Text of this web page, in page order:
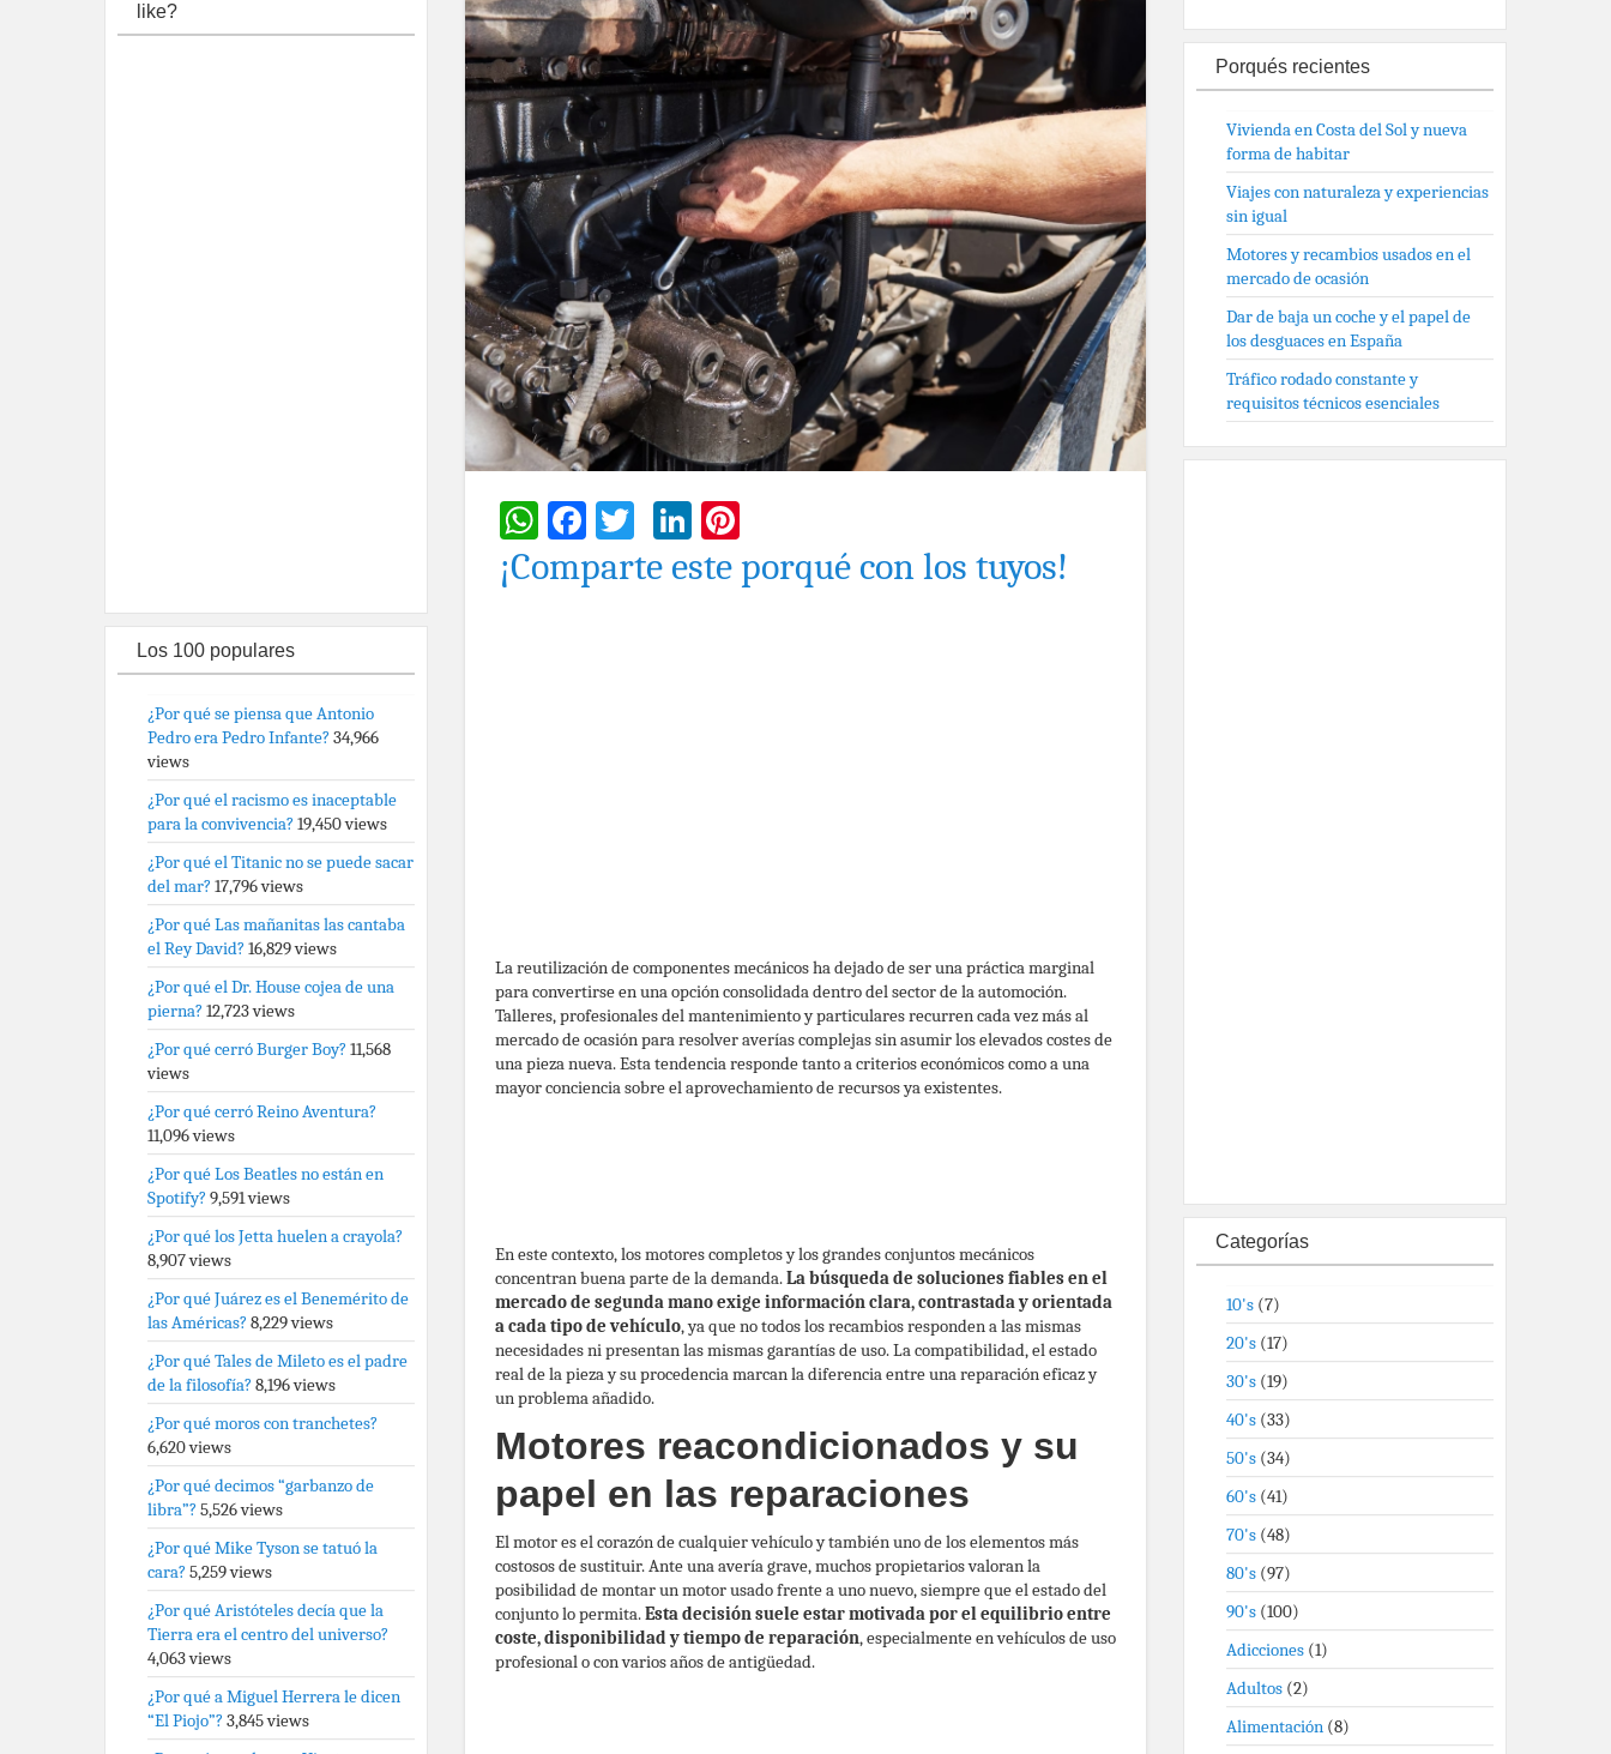
WhatsApp
Facebook
TwitterLinkedIn
¡Comparte este porqué con los tuyos!
La reutilización de componentes mecánicos ha dejado de ser una práctica marginal
para convertirse en una opción consolidada dentro del sector de la automoción.
Talleres, profesionales del mantenimiento y particulares recurren cada vez más al
mercado de ocasión para resolver averías complejas sin asumir los elevados costes de
una pieza nueva. Esta tendencia responde tanto a criterios económicos como a una
mayor conciencia sobre el aprovechamiento de recursos ya existentes.
En este contexto, los motores completos y los grandes conjuntos mecánicos
concentran buena parte de la demanda.La búsqueda de soluciones fiables en el
mercado de segunda mano exige información clara, contrastada y orientada
a cada tipo de vehículo, ya que no todos los recambios responden a las mismas
necesidades ni presentan las mismas garantías de uso. La compatibilidad, el estado
real de la pieza y su procedencia marcan la diferencia entre una reparación eficaz y
un problema añadido.
Motores reacondicionados y su
papel en las reparaciones
El motor es el corazón de cualquier vehículo y también uno de los elementos más
costosos de sustituir. Ante una avería grave, muchos propietarios valoran la
posibilidad de montar un motor usado frente a uno nuevo, siempre que el estado del
conjunto lo permita.Esta decisión suele estar motivada por el equilibrio entre
coste, disponibilidad y tiempo de reparación, especialmente en vehículos de uso
profesional o con varios años de antigüedad.
like?
Los 100 populares
¿Por qué se piensa que Antonio
Pedro era Pedro Infante? 34,966
views
¿Por qué el racismo es inaceptable
para la convivencia? 19,450 views
¿Por qué el Titanic no se puede sacar
del mar? 17,796 views
¿Por qué Las mañanitas las cantaba
el Rey David? 16,829 views
¿Por qué el Dr. House cojea de una
pierna? 12,723 views
¿Por qué cerró Burger Boy? 11,568
views
¿Por qué cerró Reino Aventura?
11,096 views
¿Por qué Los Beatles no están en
Spotify? 9,591 views
¿Por qué los Jetta huelen a crayola?
8,907 views
¿Por qué Juárez es el Benemérito de
las Américas? 8,229 views
¿Por qué Tales de Mileto es el padre
de la filosofía? 8,196 views
¿Por qué moros con tranchetes?
6,620 views
¿Por qué decimos “garbanzo de
libra”? 5,526 views
¿Por qué Mike Tyson se tatuó la
cara? 5,259 views
¿Por qué Aristóteles decía que la
Tierra era el centro del universo?
4,063 views
¿Por qué a Miguel Herrera le dicen
“El Piojo”? 3,845 views
Porqués recientes
Vivienda en Costa del Sol y nueva
forma de habitar
Viajes con naturaleza y experiencias
sin igual
Motores y recambios usados en el
mercado de ocasión
Dar de baja un coche y el papel de
los desguaces en España
Tráfico rodado constante y
requisitos técnicos esenciales
Categorías
10's (7)
20's (17)
30's (19)
40's (33)
50's (34)
60's (41)
70's (48)
80's (97)
90's (100)
Adicciones (1)
Adultos (2)
Alimentación (8)